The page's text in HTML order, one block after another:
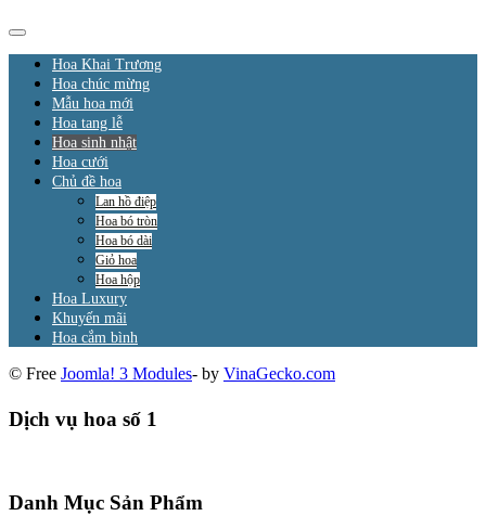
Hoa Khai Trương
Hoa chúc mừng
Mẫu hoa mới
Hoa tang lễ
Hoa sinh nhật
Hoa cưới
Chủ đề hoa
Lan hồ điệp
Hoa bó tròn
Hoa bó dài
Giỏ hoa
Hoa hộp
Hoa Luxury
Khuyến mãi
Hoa cắm bình
© Free Joomla! 3 Modules- by VinaGecko.com
Dịch vụ hoa số 1
Danh Mục Sản Phẩm